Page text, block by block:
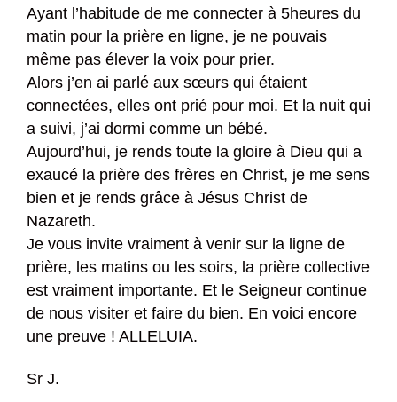
Ayant l’habitude de me connecter à 5heures du
matin pour la prière en ligne, je ne pouvais
même pas élever la voix pour prier.
Alors j’en ai parlé aux sœurs qui étaient
connectées, elles ont prié pour moi. Et la nuit qui
a suivi, j’ai dormi comme un bébé.
Aujourd’hui, je rends toute la gloire à Dieu qui a
exaucé la prière des frères en Christ, je me sens
bien et je rends grâce à Jésus Christ de
Nazareth.
Je vous invite vraiment à venir sur la ligne de
prière, les matins ou les soirs, la prière collective
est vraiment importante. Et le Seigneur continue
de nous visiter et faire du bien. En voici encore
une preuve ! ALLELUIA.
Sr J.